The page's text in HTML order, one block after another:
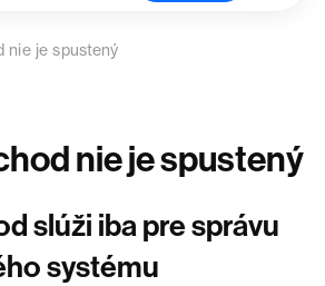
nie je spustený
nie je spustený
slúži iba pre správu
systému